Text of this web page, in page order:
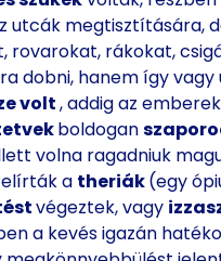
utcák megtisztítására,
rovarokat, rákokat,
dobni, hanem így vagy
volt, addig az
boldogan
volna ragadniuk
a theriák(egy
végeztek, vagy
a kevés igazán